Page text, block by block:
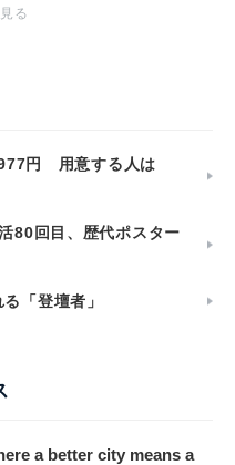
る
円 用意する人は
80回目、歴代ポスター
「登壇者」
a better city means a